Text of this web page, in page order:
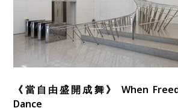
《當自由盛開成舞》 When
Dance